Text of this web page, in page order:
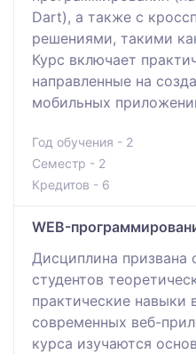
Dart), а также с
решениями, такими
Курс включает
направленные на
мобильных
Год обучения - 2
Семестр - 2
Кредитов - 6
WEB-
Дисциплина призвана
студентов
практические навыки
современных веб-
курса изучаются